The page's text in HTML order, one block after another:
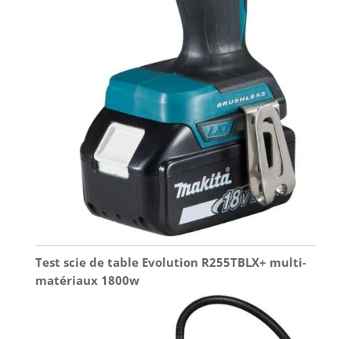
Test scie de table Evolution R255TBLX+ multi-
matériaux 1800w